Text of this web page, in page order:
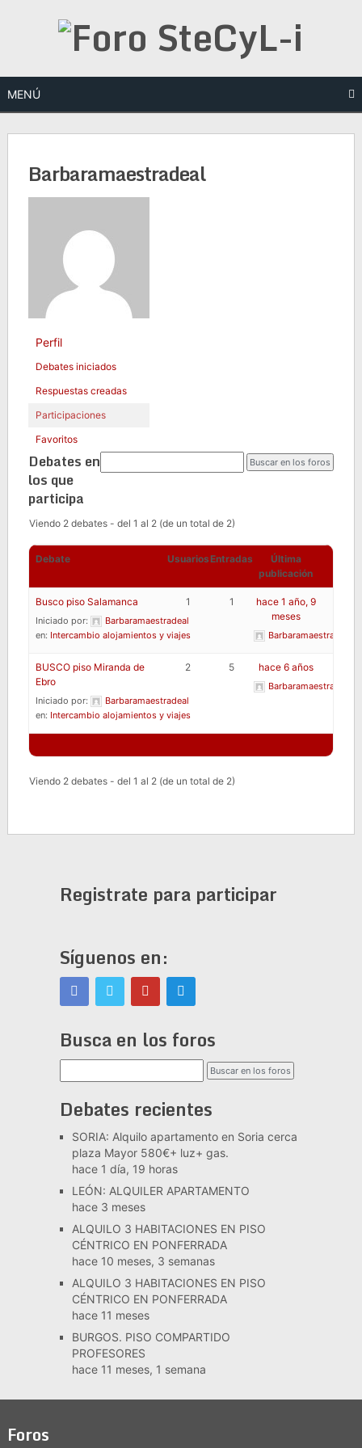
MENÚ
Barbaramaestradeal
Perfil
Debates iniciados
Respuestas creadas
Participaciones
Favoritos
Debates en
los que
participa
Viendo 2 debates - del 1 al 2 (de un total de 2)
Debate Usuarios Entradas
Última
publicación
Busco piso Salamanca
Iniciado por:
Barbaramaestradeal
en: Intercambio alojamientos y viajes
1 1
hace 1 año, 9
meses
Barbaramaestradeal
BUSCO piso Miranda de
Ebro
Iniciado por:
Barbaramaestradeal
en: Intercambio alojamientos y viajes
2 5 hace 6 años
Barbaramaestradeal
Viendo 2 debates - del 1 al 2 (de un total de 2)
Registrate para participar
Síguenos en:
Busca en los foros
Debates recientes
SORIA: Alquilo apartamento en Soria cerca
plaza Mayor 580€+ luz+ gas.
hace 1 día, 19 horas
LEÓN: ALQUILER APARTAMENTO
hace 3 meses
ALQUILO 3 HABITACIONES EN PISO
CÉNTRICO EN PONFERRADA
hace 10 meses, 3 semanas
ALQUILO 3 HABITACIONES EN PISO
CÉNTRICO EN PONFERRADA
hace 11 meses
BURGOS. PISO COMPARTIDO
PROFESORES
hace 11 meses, 1 semana
Foros